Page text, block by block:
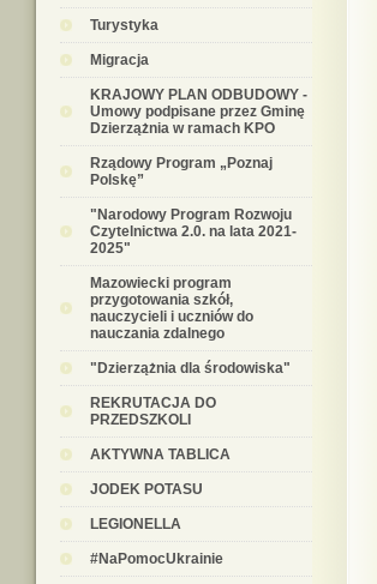
Turystyka
Migracja
KRAJOWY PLAN ODBUDOWY -
Umowy podpisane przez Gminę
Dzierzążnia w ramach KPO
Rządowy Program „Poznaj
Polskę”
"Narodowy Program Rozwoju
Czytelnictwa 2.0. na lata 2021-
2025"
Mazowiecki program
przygotowania szkół,
nauczycieli i uczniów do
nauczania zdalnego
"Dzierzążnia dla środowiska"
REKRUTACJA DO
PRZEDSZKOLI
AKTYWNA TABLICA
JODEK POTASU
LEGIONELLA
#NaPomocUkrainie